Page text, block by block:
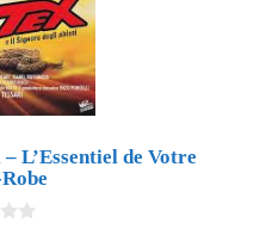
L’Essentiel de Votre